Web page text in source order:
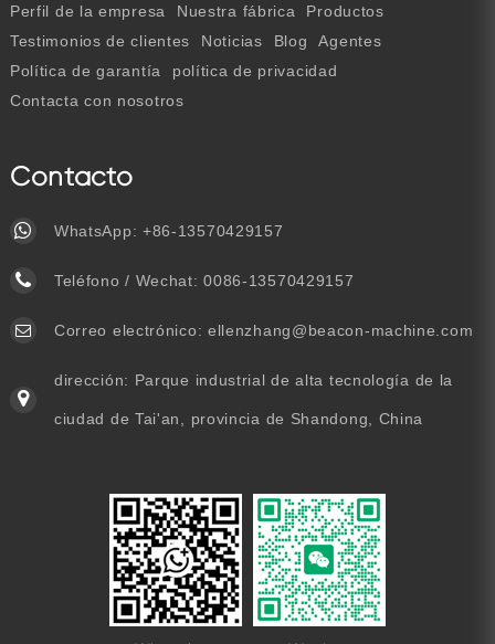
Perfil de la empresa Nuestra fábrica
Productos
Testimonios de clientes
Noticias Blog
Agentes
Política de garantía
política de privacidad
Contacta con nosotros
Contacto
WhatsApp: +86-13570429157
Teléfono / Wechat:0086-13570429157
Correo electrónico: ellenzhang@beacon-machine.com
dirección: Parque industrial de alta tecnología de la
ciudad de Tai'an, provincia de Shandong, China